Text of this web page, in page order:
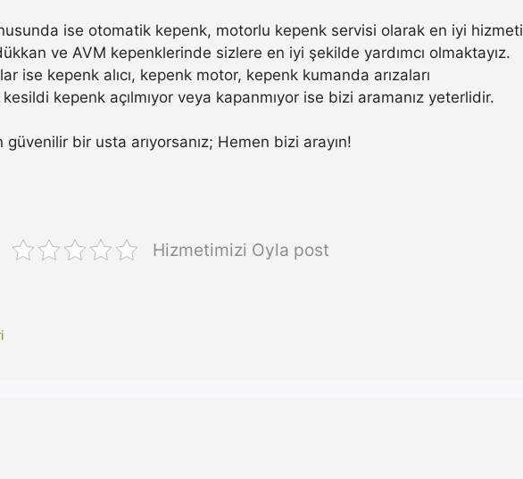
ise otomatik kepenk, motorlu kepenk servisi olarak en iyi hizmeti
ve AVM kepenklerinde sizlere en iyi şekilde yardımcı olmaktayız.
ise kepenk alıcı, kepenk motor, kepenk kumanda arızaları
kepenk açılmıyor veya kapanmıyor ise bizi aramanız yeterlidir.
güvenilir bir usta arıyorsanız; Hemen bizi arayın!
Hizmetimizi Oyla post